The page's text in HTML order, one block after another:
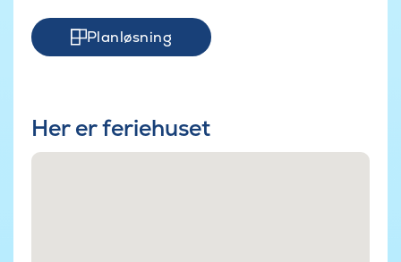
Planløsning
Her er feriehuset